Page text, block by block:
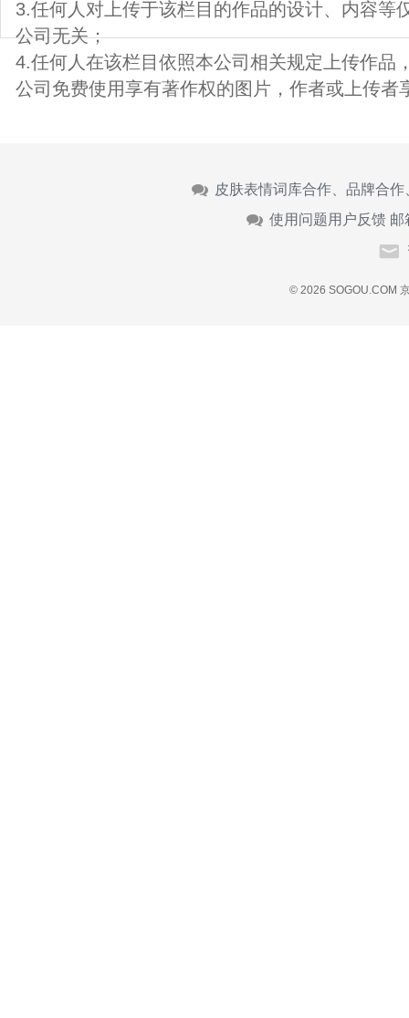
3.任何人对上传于该栏目的作品的设计、内容等
公司无关；
4.任何人在该栏目依照本公司相关规定上传作品
公司免费使用享有著作权的图片，作者或上传者
皮肤表情词库合作、品牌合
使用问题用户反馈 邮
© 2026 SOGOU.COM